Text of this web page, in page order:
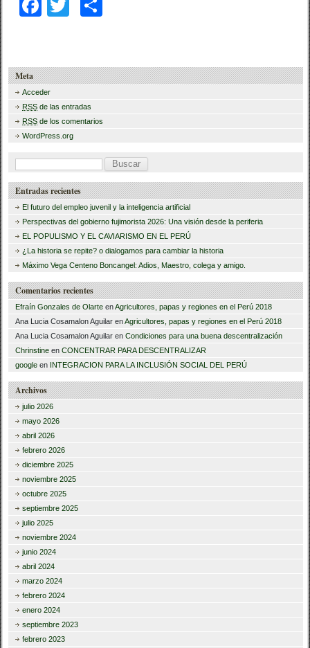
F
e
b
o
o
k
er p
tir
Meta
Acceder
RSS de las entradas
RSS de los comentarios
WordPress.org
B
u
s
c
a
r
Entradas recientes
El futuro del empleo juvenil y la inteligencia artificial
Perspectivas del gobierno fujimorista 2026: Una visión desde la periferia
EL POPULISMO Y EL CAVIARISMO EN EL PERÚ
¿La historia se repite? o dialogamos para cambiar la historia
Máximo Vega Centeno Boncangel: Adios, Maestro, colega y amigo.
Comentarios recientes
Efraín Gonzales de Olarte enAgricultores, papas y regiones en el Perú 2018
Ana Lucia Cosamalon Aguilar enAgricultores, papas y regiones en el Perú 2018
Ana Lucia Cosamalon Aguilar enCondiciones para una buena descentralización
Chrinstine enCONCENTRAR PARA DESCENTRALIZAR
google en INTEGRACION PARA LA INCLUSIÓN SOCIAL DEL PERÚ
Archivos
julio 2026
mayo 2026
abril 2026
febrero 2026
diciembre 2025
noviembre 2025
octubre 2025
septiembre 2025
julio 2025
noviembre 2024
junio 2024
abril 2024
marzo 2024
febrero 2024
enero 2024
septiembre 2023
febrero 2023